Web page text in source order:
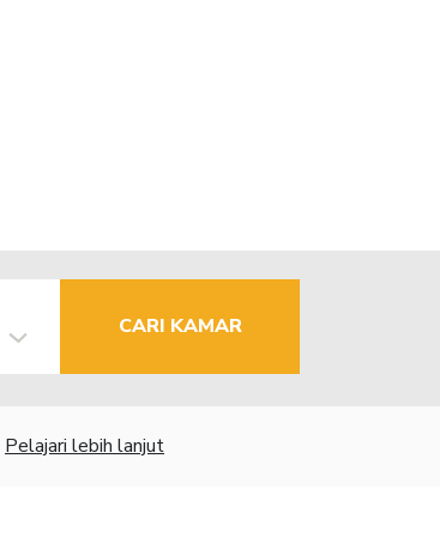
CARI KAMAR
Pelajari lebih lanjut